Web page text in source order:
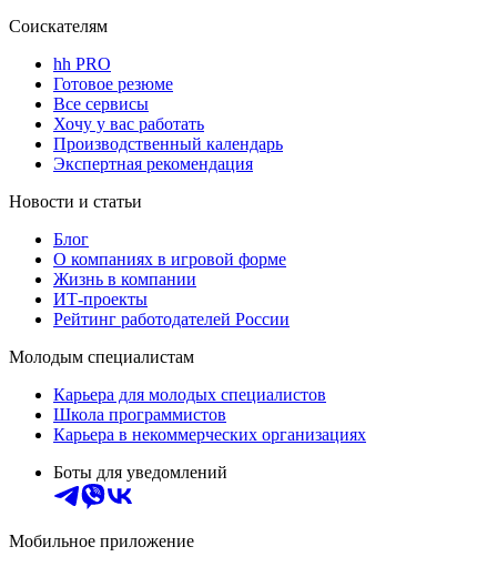
Соискателям
hh PRO
Готовое резюме
Все сервисы
Хочу у вас работать
Производственный календарь
Экспертная рекомендация
Новости и статьи
Блог
О компаниях в игровой форме
Жизнь в компании
ИТ-проекты
Рейтинг работодателей России
Молодым специалистам
Карьера для молодых специалистов
Школа программистов
Карьера в некоммерческих организациях
Боты для уведомлений
Мобильное приложение